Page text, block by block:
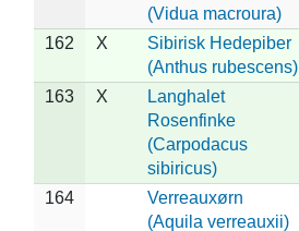
(Vidua macroura)
162 X
Sibirisk Hedepiber
(Anthus rubescens)
163 X
Langhalet
Rosenfinke
(Carpodacus
sibiricus)
164
Verreauxørn
(Aquila verreauxii)